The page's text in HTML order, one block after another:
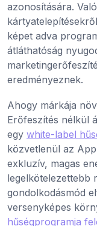
azonosítására.
képet adva
átláthatóság
eredményeznek.
Ahogy márkája
Erőfeszítés nélkül
egy white-label
közvetlenül az
exkluzív, magas
legelkötelezettebb
gondolkodásmód
versenyképes
hűségprogramja